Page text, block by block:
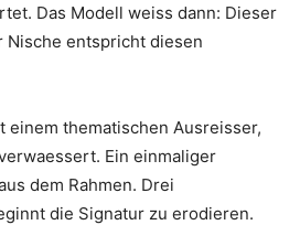
Das Modell weiss dann: Dieser
Nische entspricht diesen
einem thematischen Ausreisser,
Ein einmaliger
dem Rahmen. Drei
die Signatur zu erodieren.